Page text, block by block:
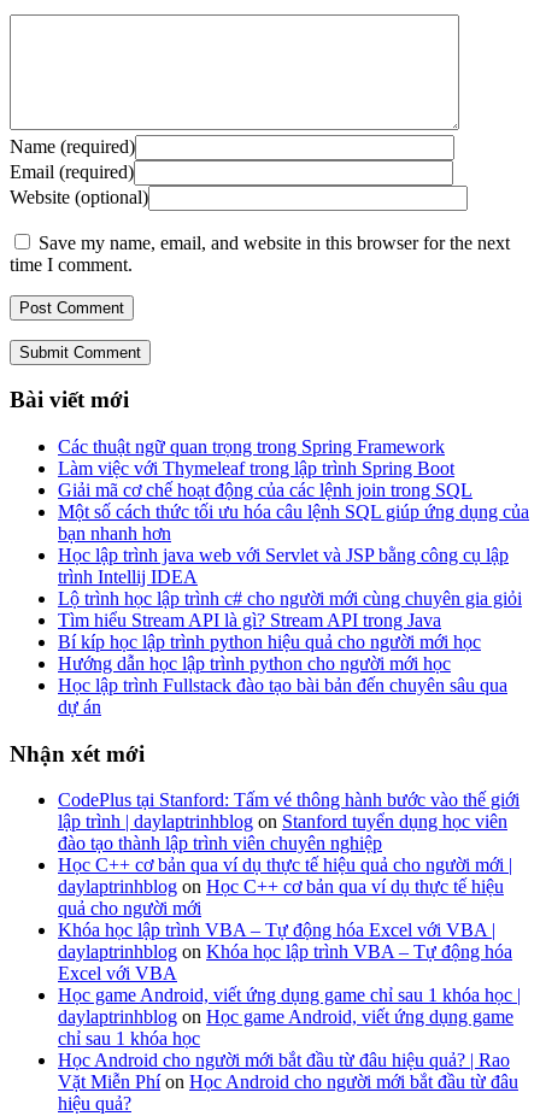
Name (required)
Email (required)
Website (optional)
Save my name, email, and website in this browser for the next
time I comment.
Submit Comment
Bài viết mới
Các thuật ngữ quan trọng trong Spring Framework
Làm việc với Thymeleaf trong lập trình Spring Boot
Giải mã cơ chế hoạt động của các lệnh join trong SQL
Một số cách thức tối ưu hóa câu lệnh SQL giúp ứng dụng của
bạn nhanh hơn
Học lập trình java web với Servlet và JSP bằng công cụ lập
trình Intellij IDEA
Lộ trình học lập trình c# cho người mới cùng chuyên gia giỏi
Tìm hiểu Stream API là gì? Stream API trong Java
Bí kíp học lập trình python hiệu quả cho người mới học
Hướng dẫn học lập trình python cho người mới học
Học lập trình Fullstack đào tạo bài bản đến chuyên sâu qua
dự án
Nhận xét mới
CodePlus tại Stanford: Tấm vé thông hành bước vào thế giới
lập trình | daylaptrinhblog on Stanford tuyển dụng học viên
đào tạo thành lập trình viên chuyên nghiệp
Học C++ cơ bản qua ví dụ thực tế hiệu quả cho người mới |
daylaptrinhblog on Học C++ cơ bản qua ví dụ thực tế hiệu
quả cho người mới
Khóa học lập trình VBA – Tự động hóa Excel với VBA |
daylaptrinhblog on Khóa học lập trình VBA – Tự động hóa
Excel với VBA
Học game Android, viết ứng dụng game chỉ sau 1 khóa học |
daylaptrinhblog on Học game Android, viết ứng dụng game
chỉ sau 1 khóa học
Học Android cho người mới bắt đầu từ đâu hiệu quả? | Rao
Vặt Miễn Phíon Học Android cho người mới bắt đầu từ đâu
hiệu quả?